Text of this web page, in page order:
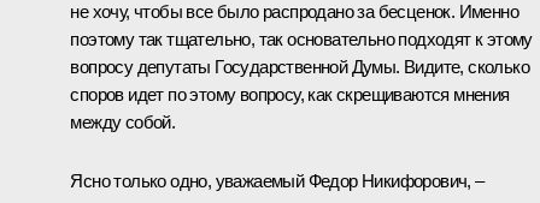
не хочу, чтобы все было распродано за бесценок. Именно
поэтому так тщательно, так основательно подходят к этому
вопросу депутаты Государственной Думы. Видите, сколько
споров идет по этому вопросу, как скрещиваются мнения
между собой.
Ясно только одно, уважаемый Федор Никифорович, –